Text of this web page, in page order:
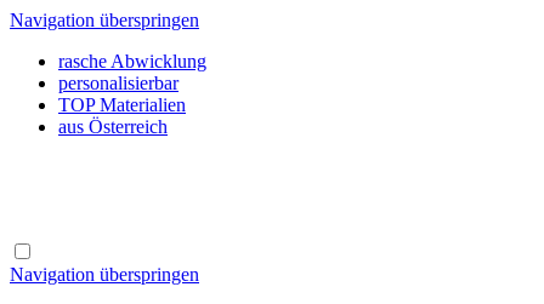
Navigation überspringen
rasche Abwicklung
personalisierbar
TOP Materialien
aus Österreich
Navigation überspringen